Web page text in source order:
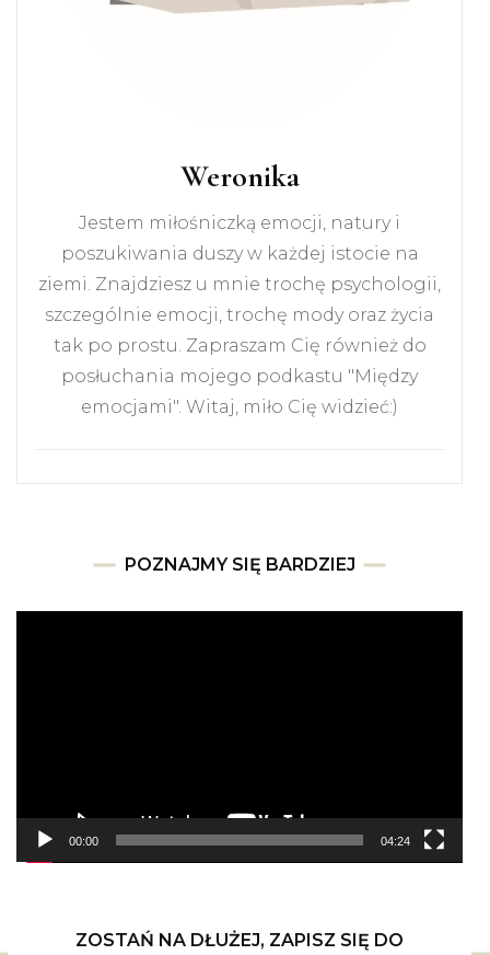
Weronika
Jestem miłośniczką emocji, natury i
poszukiwania duszy w każdej istocie na
ziemi. Znajdziesz u mnie trochę psychologii,
szczególnie emocji, trochę mody oraz życia
tak po prostu. Zapraszam Cię również do
posłuchania mojego podkastu "Między
emocjami". Witaj, miło Cię widzieć:)
POZNAJMY SIĘ BARDZIEJ
00:00 04:24
ZOSTAŃ NA DŁUŻEJ, ZAPISZ SIĘ DO